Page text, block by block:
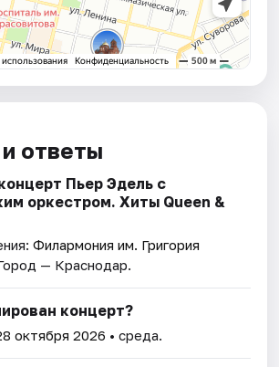
ответы
Пьер Эдель с
оркестром. Хиты Queen &
Филармония им. Григория
— Краснодар.
концерт?
октября 2026 • среда.